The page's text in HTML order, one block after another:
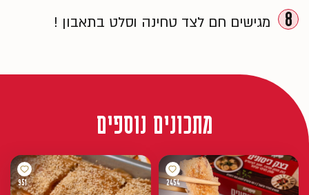
8 מגישים חם לצד טחינה וסלט בתאבון !
מתכונים נוספים
2454
951